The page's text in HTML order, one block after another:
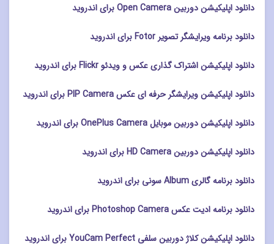
دانلود اپلیکیشن دوربین Open Camera برای اندروید
دانلود برنامه ویرایشگر تصویر Fotor برای اندروید
دانلود اپلیکیشن اشتراک گذاری عکس و ویدئو Flickr برای اندروید
دانلود اپلیکیشن ویرایشگر حرفه ای عکس PIP Camera برای اندروید
دانلود اپلیکیشن دوربین موبایل OnePlus Camera برای اندروید
دانلود اپلیکیشن دوربین HD Camera برای اندروید
دانلود برنامه گالری Album سونی برای اندروید
دانلود برنامه ادیت عکس Photoshop Camera برای اندروید
دانلود اپلیکیشن کلاژ دوربین سلفی YouCam Perfect برای اندروید